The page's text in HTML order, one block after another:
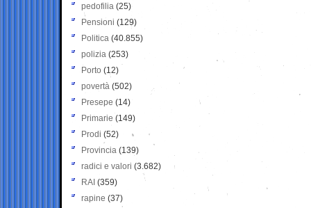
pedofilia (25)
Pensioni (129)
Politica (40.855)
polizia (253)
Porto (12)
povertà (502)
Presepe (14)
Primarie (149)
Prodi (52)
Provincia (139)
radici e valori (3.682)
RAI (359)
rapine (37)